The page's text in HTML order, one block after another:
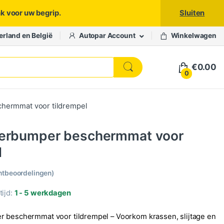
voor uw begrip. Sluiten
en België Autopar Account Winkelwagen
0
€0.00
voor tildrempel
beschermmat voor
1 - 5 werkdagen
beschermmat voor tildrempel – Voorkom krassen, slijtage en